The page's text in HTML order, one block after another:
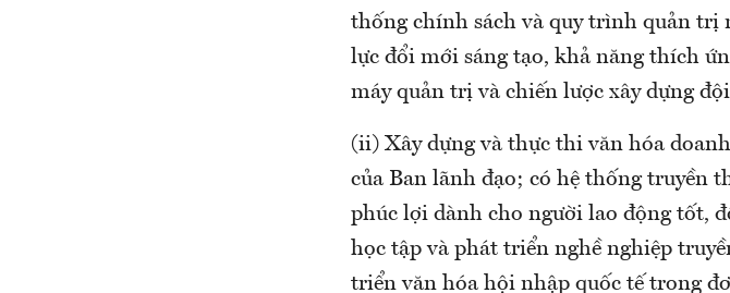
thống chính sách và quy trình quản trị
lực đổi mới sáng tạo, khả năng thích
máy quản trị và chiến lược xây dựng
(ii) Xây dựng và thực thi văn hóa
của Ban lãnh đạo; có hệ thống truyền
phúc lợi dành cho người lao động tốt,
học tập và phát triển nghề nghiệp
triển văn hóa hội nhập quốc tế trong